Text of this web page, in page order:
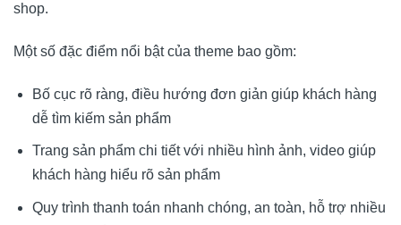
shop.
Một số đặc điểm nổi bật của theme bao gồm:
Bố cục rõ ràng, điều hướng đơn giản giúp khách hàng
dễ tìm kiếm sản phẩm
Trang sản phẩm chi tiết với nhiều hình ảnh, video giúp
khách hàng hiểu rõ sản phẩm
Quy trình thanh toán nhanh chóng, an toàn, hỗ trợ nhiều